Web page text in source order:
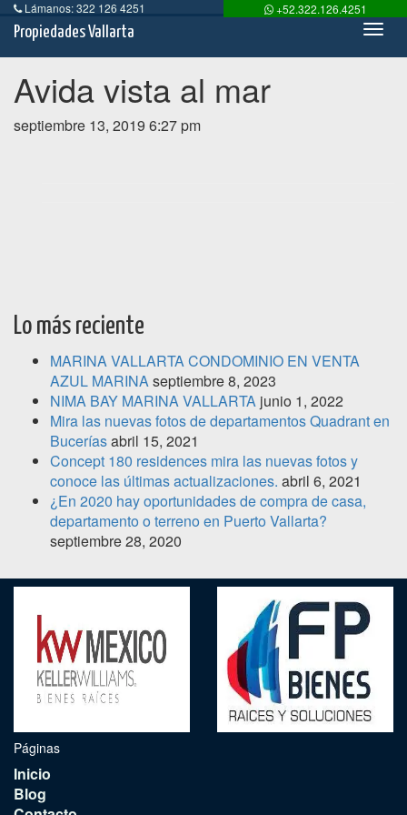
Lámanos: 322 126 4251 +52.322.126.4251
Propiedades Vallarta
Avida vista al mar
septiembre 13, 2019 6:27 pm
Lo más reciente
MARINA VALLARTA CONDOMINIO EN VENTA
AZUL MARINAseptiembre 8, 2023
NIMA BAY MARINA VALLARTA junio 1, 2022
Mira las nuevas fotos de departamentos Quadrant en
Buceríasabril 15, 2021
Concept 180 residences mira las nuevas fotos y
conoce las últimas actualizaciones. abril 6, 2021
¿En 2020 hay oportunidades de compra de casa,
departamento o terreno en Puerto Vallarta?
septiembre 28, 2020
Páginas
Inicio
Blog